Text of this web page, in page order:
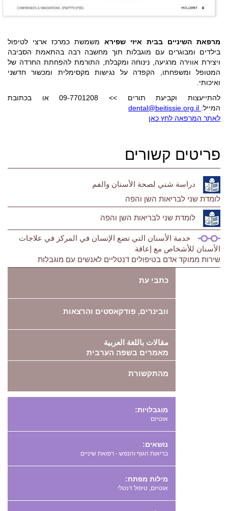
מרפאת השיניים בבית איזי שפירא משמשת כמרכז ארצי לטיפול
בילדים ומבוגרים עם מוגבלות תוך מחשבה רבה בהתאמת הסביבה
ויצירת אווירה מרגיעה, נינוחה ומקבלת, התורמת להפחתת החרדה של
המטופל ומשפחתו, הקפדה על נגישות מקסימלית ומכשור חדשני
ואיכותי.
להתייעצות וקביעת תורים >> 09-7701208 או בכתובת
המייל: dental@beitissie.org.il
לאתר המרפאה לחץ כאן
פריטים קשורים
دراسة شني لصحة الأسنان والفم
לומדת שני לבריאות השן והפה
לומדת שני לבריאות השן והפה
خدمة الأسنان التي تضع الإنسان في المركز في علاجات
الأسنان للأشخاص مع إعاقة
שירות ממוקד אדם בטיפולים דנטליים לאנשים עם מוגבלות
כתבי עת
וובינרים, פודקאסטים והרצאות
مقالات باللغة العربية
מאמרים בשפה הערבית
מהתקשורת
מוגבלויות:
אוטיזם
נושאים:
בריאות הגוף והנפש - רפואת שיניים
מילות מפתח: